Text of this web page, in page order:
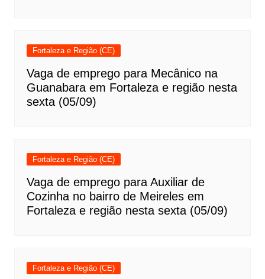
Fortaleza e Região (CE)
Vaga de emprego para Mecânico na
Guanabara em Fortaleza e região nesta
sexta (05/09)
Fortaleza e Região (CE)
Vaga de emprego para Auxiliar de
Cozinha no bairro de Meireles em
Fortaleza e região nesta sexta (05/09)
Fortaleza e Região (CE)